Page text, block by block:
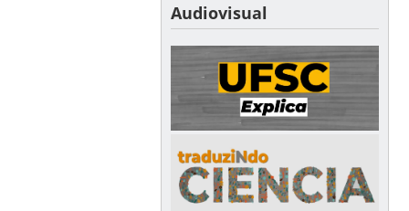
Audiovisual